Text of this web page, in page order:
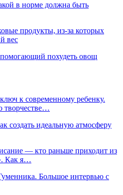
в норме должна быть
продукты, из-за которых
вес
помогающий похудеть овощ
к современному ребенку.
создать идеальную атмосферу
— кто раньше приходит из
Как я…
Большое интервью с